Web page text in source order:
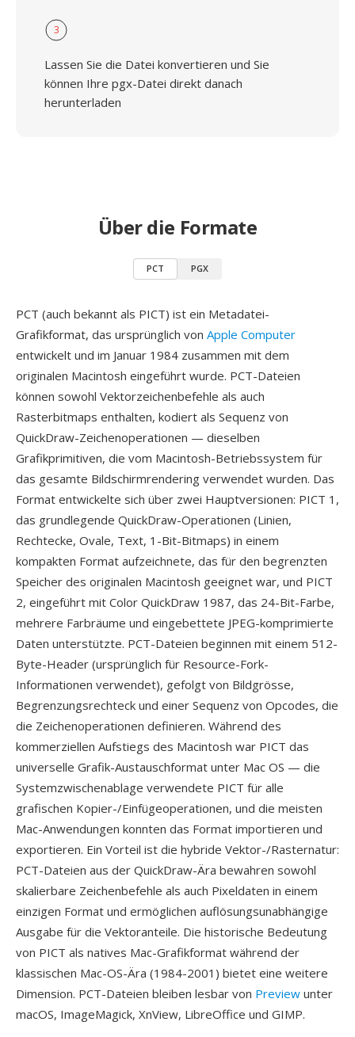
3
Lassen Sie die Datei konvertieren und Sie
können Ihre pgx-Datei direkt danach
herunterladen
Über die Formate
PCT PGX
PCT (auch bekannt als PICT) ist ein Metadatei-
Grafikformat, das ursprünglich von Apple Computer
entwickelt und im Januar 1984 zusammen mit dem
originalen Macintosh eingeführt wurde. PCT-Dateien
können sowohl Vektorzeichenbefehle als auch
Rasterbitmaps enthalten, kodiert als Sequenz von
QuickDraw-Zeichenoperationen — dieselben
Grafikprimitiven, die vom Macintosh-Betriebssystem für
das gesamte Bildschirmrendering verwendet wurden. Das
Format entwickelte sich über zwei Hauptversionen: PICT 1,
das grundlegende QuickDraw-Operationen (Linien,
Rechtecke, Ovale, Text, 1-Bit-Bitmaps) in einem
kompakten Format aufzeichnete, das für den begrenzten
Speicher des originalen Macintosh geeignet war, und PICT
2, eingeführt mit Color QuickDraw 1987, das 24-Bit-Farbe,
mehrere Farbräume und eingebettete JPEG-komprimierte
Daten unterstützte. PCT-Dateien beginnen mit einem 512-
Byte-Header (ursprünglich für Resource-Fork-
Informationen verwendet), gefolgt von Bildgrösse,
Begrenzungsrechteck und einer Sequenz von Opcodes, die
die Zeichenoperationen definieren. Während des
kommerziellen Aufstiegs des Macintosh war PICT das
universelle Grafik-Austauschformat unter Mac OS — die
Systemzwischenablage verwendete PICT für alle
grafischen Kopier-/Einfügeoperationen, und die meisten
Mac-Anwendungen konnten das Format importieren und
exportieren. Ein Vorteil ist die hybride Vektor-/Rasternatur:
PCT-Dateien aus der QuickDraw-Ära bewahren sowohl
skalierbare Zeichenbefehle als auch Pixeldaten in einem
einzigen Format und ermöglichen auflösungsunabhängige
Ausgabe für die Vektoranteile. Die historische Bedeutung
von PICT als natives Mac-Grafikformat während der
klassischen Mac-OS-Ära (1984-2001) bietet eine weitere
Dimension. PCT-Dateien bleiben lesbar von Preview unter
macOS, ImageMagick, XnView, LibreOffice und GIMP.